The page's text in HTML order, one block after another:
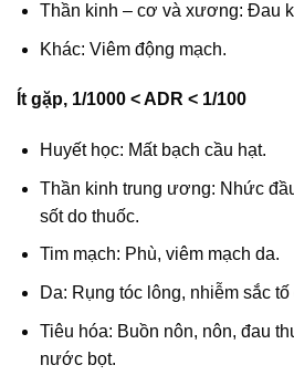
Thần kinh – cơ và xương: Đau
Khác: Viêm động mạch.
Ít gặp, 1/1000 < ADR < 1/100
Huyết học: Mất bạch cầu hạt.
Thần kinh trung ương: Nhức
sốt do thuốc.
Tim mạch: Phù, viêm mạch da.
Da: Rụng tóc lông, nhiễm sắc tố
Tiêu hóa: Buồn nôn, nôn, đau
nước bọt.